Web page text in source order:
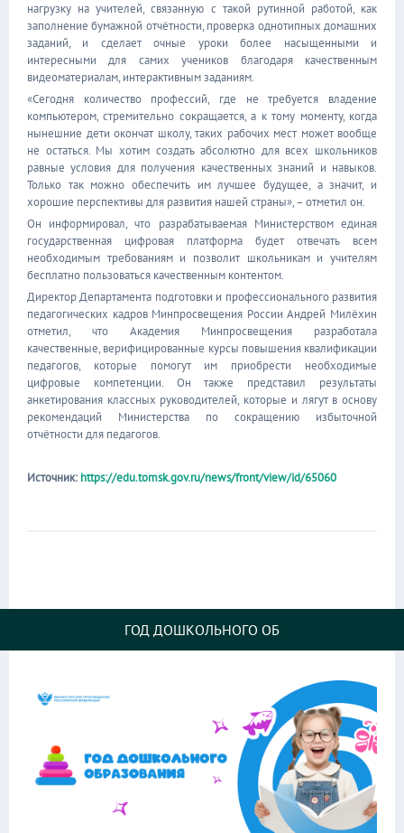
нагрузку на учителей, связанную с такой рутинной работой, как
заполнение бумажной отчётности, проверка однотипных домашних
заданий, и сделает очные уроки более насыщенными и
интересными для самих учеников благодаря качественным
видеоматериалам, интерактивным заданиям.
«Сегодня количество профессий, где не требуется владение
компьютером, стремительно сокращается, а к тому моменту, когда
нынешние дети окончат школу, таких рабочих мест может вообще
не остаться. Мы хотим создать абсолютно для всех школьников
равные условия для получения качественных знаний и навыков.
Только так можно обеспечить им лучшее будущее, а значит, и
хорошие перспективы для развития нашей страны», – отметил он.
Он информировал, что разрабатываемая Министерством единая
государственная цифровая платформа будет отвечать всем
необходимым требованиям и позволит школьникам и учителям
бесплатно пользоваться качественным контентом.
Директор Департамента подготовки и профессионального развития
педагогических кадров Минпросвещения России Андрей Милёхин
отметил, что Академия Минпросвещения разработала
качественные, верифицированные курсы повышения квалификации
педагогов, которые помогут им приобрести необходимые
цифровые компетенции. Он также представил результаты
анкетирования классных руководителей, которые и лягут в основу
рекомендаций Министерства по сокращению избыточной
отчётности для педагогов.
Источник: https://edu.tomsk.gov.ru/news/front/view/id/65060
ГОД ДОШКОЛЬНОГО ОБ